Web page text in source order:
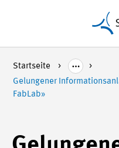
Startseite
Gelungener
FabLab»